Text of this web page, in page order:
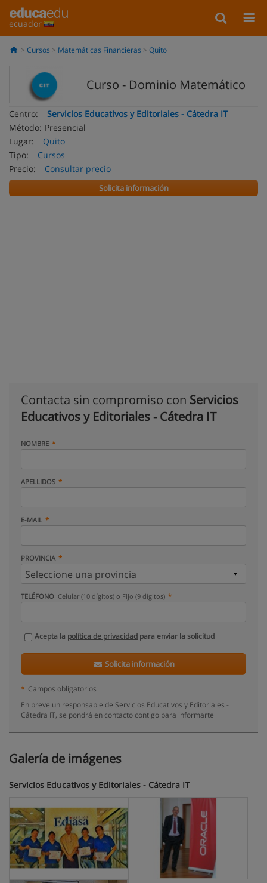
ecuador
Cursos Matemáticas Financieras Quito
Curso - Dominio Matemático
Centro:
Servicios Educativos y Editoriales - Cátedra IT
Método: Presencial
Lugar:
Quito
Tipo:
Cursos
Precio:
Consultar precio
Solicita información
Contacta sin compromiso con Servicios
Educativos y Editoriales - Cátedra IT
NOMBRE
APELLIDOS
E-MAIL
PROVINCIA
TELÉFONO Celular (10 dígitos) o Fijo (9 dígitos)
Acepta la política de privacidad para enviar la solicitud
Solicita información
* Campos obligatorios
En breve un responsable de Servicios Educativos y Editoriales -
Cátedra IT, se pondrá en contacto contigo para informarte
Galería de imágenes
Servicios Educativos y Editoriales - Cátedra IT